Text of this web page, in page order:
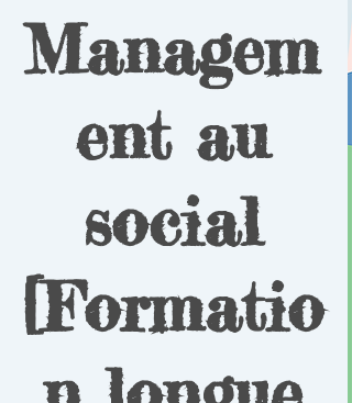
Managem
ent au
social
[Formatio